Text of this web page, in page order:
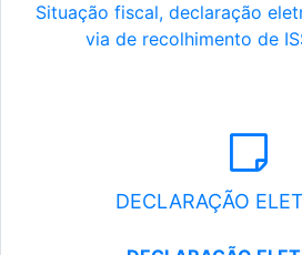
Situação fiscal, declaração
via de recolhimento de
DECLARAÇÃO